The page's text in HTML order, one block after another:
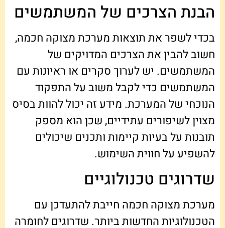
הבנת הצרכים של המשתמשים
בכדי לשפר את תוצאות מערכת מצוקה חכמה,
חשוב להבין את הצרכים המדויקים של
המשתמשים. יש לערוך סקרים או ראיונות עם
המשתמשים כדי לקבל משוב על התפקוד
הנוכחי של המערכת. מידע זה יכול להוות בסיס
מצוין לשיפורים עתידיים, שכן הוא מספק
תובנות על בעיות קיימות ותכנים שיכולים
להשפיע על חווית השימוש.
שדרוגים טכנולוגיים
מערכת מצוקה חכמה חייבת להתעדכן עם
הטכנולוגיות החדשות ביותר. שדרוגים לחומרה